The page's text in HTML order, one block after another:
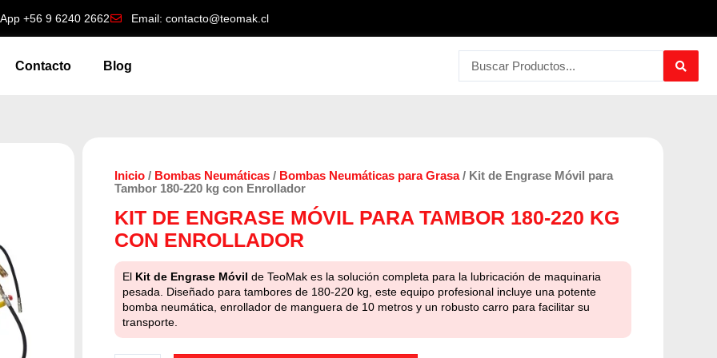
+56 9 6240 2662 Email: contacto@teomak.cl
Contacto Blog
Search
...
Inicio / Bombas Neumáticas / Bombas Neumáticas para Grasa/ Kit de Engrase Móvil para
Tambor 180-220 kg con Enrollador
KIT DE ENGRASE MÓVIL PARA TAMBOR 180-220 KG
CON ENROLLADOR
El Kit de Engrase Móvil de TeoMak es la solución completa para la lubricación de maquinaria
pesada. Diseñado para tambores de 180-220 kg, este equipo profesional incluye una potente
bomba neumática, enrollador de manguera de 10 metros y un robusto carro para facilitar su
transporte.